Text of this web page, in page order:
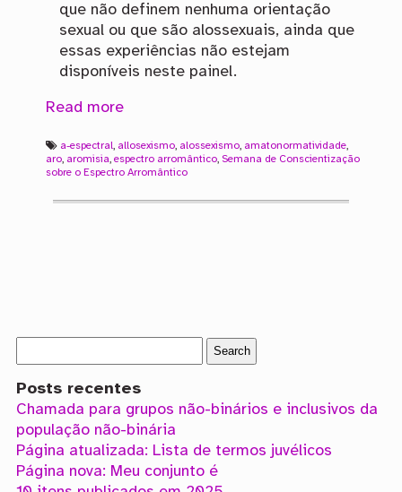
que não definem nenhuma orientação
sexual ou que são alossexuais, ainda que
essas experiências não estejam
disponíveis neste painel.
Read more
a-espectral, allosexismo, alossexismo, amatonormatividade,
aro, aromisia, espectro arromântico, Semana de Conscientização
sobre o Espectro Arromântico
Posts recentes
Chamada para grupos não-binários e inclusivos da
população não-binária
Página atualizada: Lista de termos juvélicos
Página nova: Meu conjunto é